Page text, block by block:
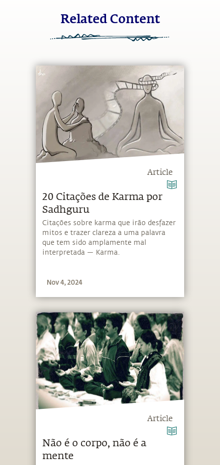
Related Content
Article
20 Citações de Karma por
Sadhguru
Citações sobre karma que irão desfazer
mitos e trazer clareza a uma palavra
que tem sido amplamente mal
interpretada — Karma.
Nov 4, 2024
Article
Não é o corpo, não é a
mente